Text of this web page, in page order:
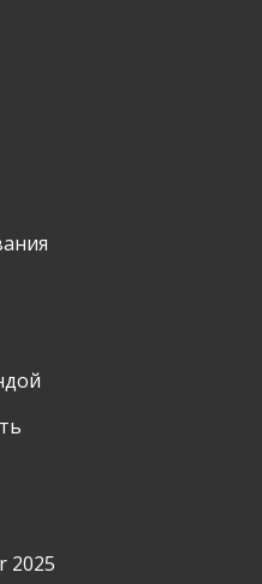
2025